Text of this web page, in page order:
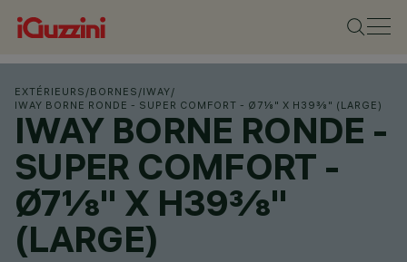
EXTÉRIEURS /BORNES /IWAY/
IWAY BORNE RONDE - SUPER COMFORT - Ø7⅛" X H39⅜" (LARGE)
IWAY BORNE RONDE -
SUPER COMFORT -
Ø7⅛" X H39⅜"
(LARGE)